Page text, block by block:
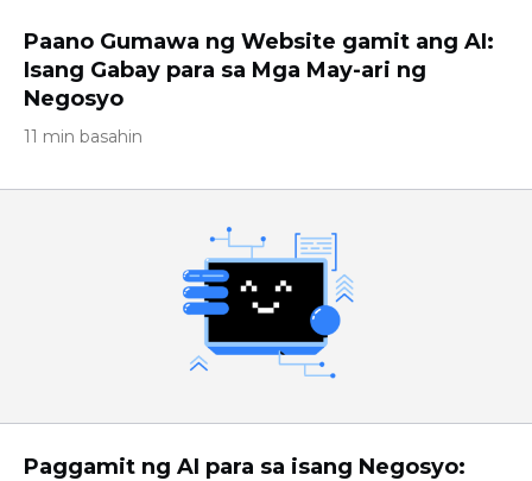
Paano Gumawa ng Website gamit ang AI:
Isang Gabay para sa Mga May-ari ng
Negosyo
11 min basahin
Paggamit ng AI para sa isang Negosyo: